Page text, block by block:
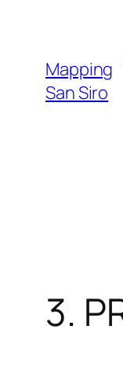
contenuto
Mapping
San Siro
3.